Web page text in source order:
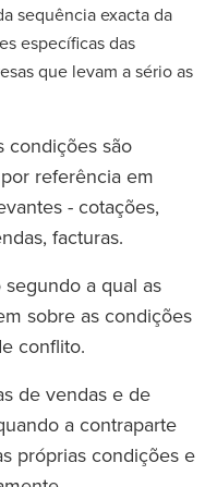
sequência exacta da
específicas das
que levam a sério as
condições são
referência em
- cotações,
facturas.
a qual as
sobre as condições
conflito.
de vendas e de
a contraparte
próprias condições e